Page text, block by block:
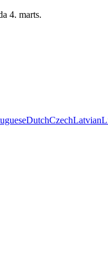
4. marts.
DutchCzechLatvian